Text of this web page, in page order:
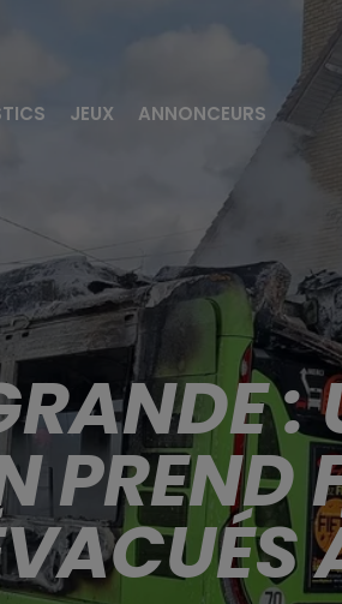
JEUX ANNONCEURS
:
PREND